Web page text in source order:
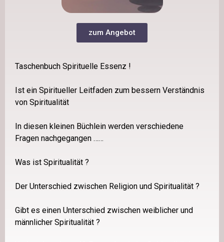
zum Angebot
Taschenbuch Spirituelle Essenz !
Ist ein Spiritueller Leitfaden zum bessern Verständnis
von Spiritualität
In diesen kleinen Büchlein werden verschiedene
Fragen nachgegangen ……
Was ist Spiritualität ?
Der Unterschied zwischen Religion und Spiritualität ?
Gibt es einen Unterschied zwischen weiblicher und
männlicher Spiritualität ?